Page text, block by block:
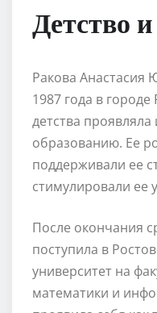
Детство
Ракова Анастасия
1987 года в
детства проявляла
образованию. Ее
поддерживали ее
стимулировали ее
После окончания
поступила в
университет на
математики и